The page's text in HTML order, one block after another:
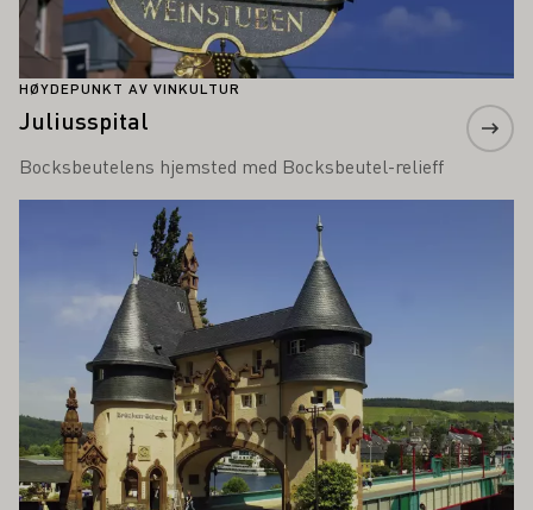
HØYDEPUNKT AV VINKULTUR
Juliusspital
Bocksbeutelens hjemsted med Bocksbeutel-relieff
Lær mer om dette